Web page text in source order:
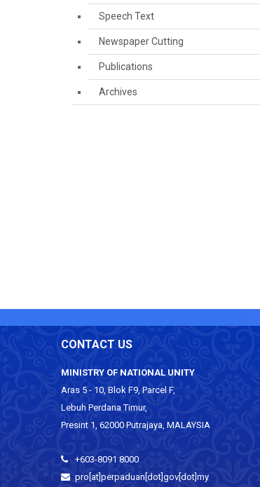
Speech Text
Newspaper Cutting
Publications
Archives
CONTACT US
MINISTRY OF NATIONAL UNITY
Aras 5 - 10, Blok F9, Parcel F,
Lebuh Perdana Timur,
Presint 1, 62000 Putrajaya, MALAYSIA
+603-8091 8000
pro[at]perpaduan[dot]gov[dot]my